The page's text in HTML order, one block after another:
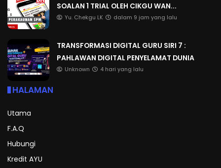
SOALAN 1 TRIAL OLEH CIKGU WAN...
Yu. Chekgu LK dalam 9 jam yang lalu
TRANSFORMASI DIGITAL GURU SIRI 7 :
PAHLAWAN DIGITAL PENYELAMAT DUNIA
Unknown 4 hari yang lalu
HALAMAN
Utama
F.A.Q
Hubungi
Kredit AYU